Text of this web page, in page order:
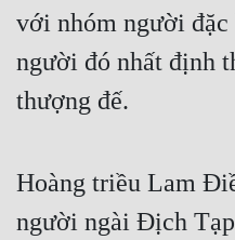
Truyện Nhập Môn
Truyện ngắn
Xa Lộ Dịch
Cung Đấu
Cạnh Kỹ
với nhóm người đặc
người đó nhất định
thượng đế.
Hoàng triều Lam
người ngài Địch